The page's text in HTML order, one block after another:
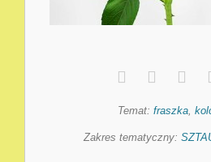
Temat: fraszka,
Zakres tematyczny: